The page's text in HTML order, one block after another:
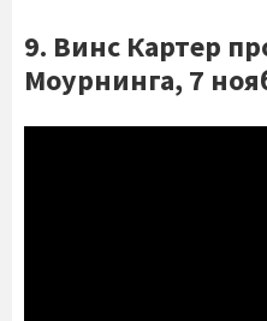
9. Винс Картер
Моурнинга, 7